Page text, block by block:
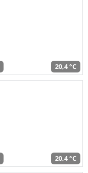
20,4 °C
20,4 °C